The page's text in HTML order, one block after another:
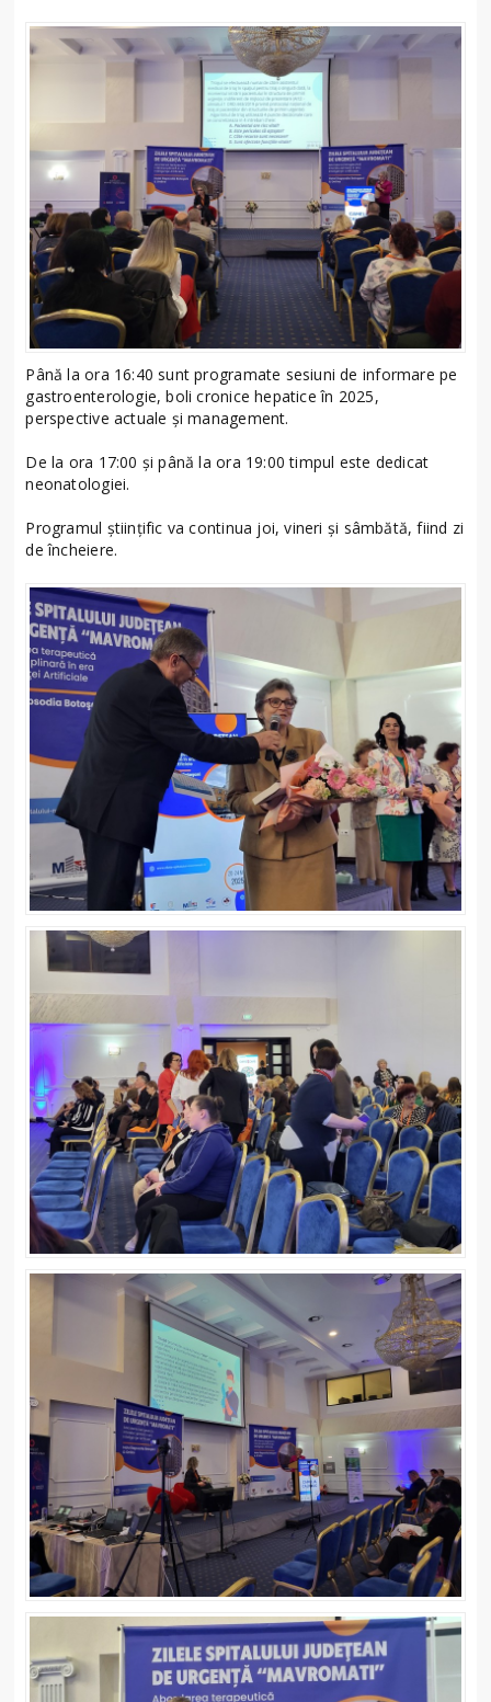
Până la ora 16:40 sunt programate sesiuni de informare pe
gastroenterologie, boli cronice hepatice în 2025,
perspective actuale și management.
De la ora 17:00 și până la ora 19:00 timpul este dedicat
neonatologiei.
Programul științific va continua joi, vineri și sâmbătă, fiind zi
de încheiere.